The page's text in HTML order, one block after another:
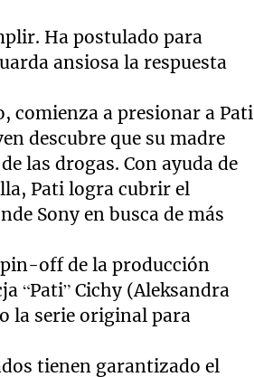
Ha postulado para
ansiosa la respuesta
comienza a presionar a Pati
descubre que su madre
las drogas. Con ayuda de
Pati logra cubrir el
Sony en busca de más
off de la producción
“Pati” Cichy (Aleksandra
la serie original para